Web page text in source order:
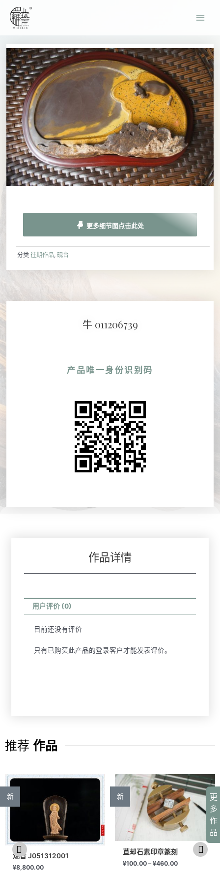
更多细节图点击此处
分类 往期作品,砚台
牛 011206739
产品唯一身份识别码
更
多
作
品
作品详情
用户评价 (0)
目前还没有评价
只有已购买此产品的登录客户才能发表评价。
推荐 作品
新
观音 J051312001
¥8,800.00
新
苴却石素印章篆刻
¥100.00 –¥460.00